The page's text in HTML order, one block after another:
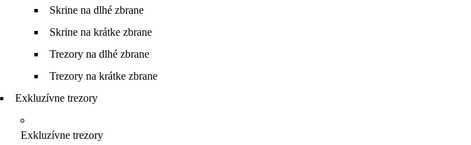
Skrine na dlhé zbrane
Skrine na krátke zbrane
Trezory na dlhé zbrane
Trezory na krátke zbrane
Exkluzívne trezory
Exkluzívne trezory